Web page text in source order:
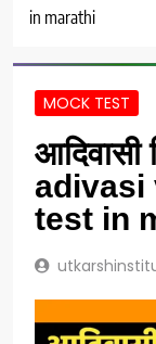
in marathi
MOCK TEST
आदिवासी
adivasi
test in